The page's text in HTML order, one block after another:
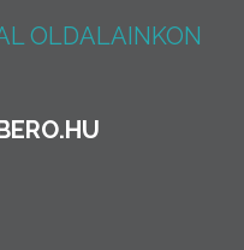
OLDALAINKON